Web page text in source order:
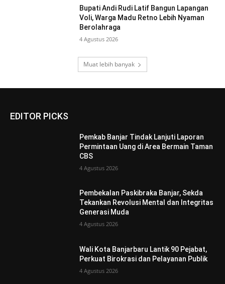
Bupati Andi Rudi Latif Bangun Lapangan
Voli, Warga Madu Retno Lebih Nyaman
Berolahraga
4 Agustus 2026
Muat lebih banyak
EDITOR PICKS
Pemkab Banjar Tindak Lanjuti Laporan
Permintaan Uang di Area Bermain Taman
CBS
4 Agustus 2026
Pembekalan Paskibraka Banjar, Sekda
Tekankan Revolusi Mental dan Integritas
Generasi Muda
4 Agustus 2026
Wali Kota Banjarbaru Lantik 90 Pejabat,
Perkuat Birokrasi dan Pelayanan Publik
4 Agustus 2026